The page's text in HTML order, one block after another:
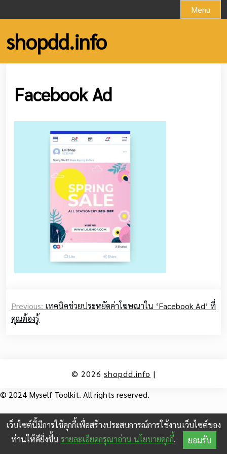
to
content
Menu
shopdd.info
Facebook Ad
navigation
Previous: เทคนิคช่วยประหยัดค่าโฆษณาใน ‘Facebook Ad’ ที่
คุณต้องรู้
© 2026 shopdd.info |
© 2024 Myself Toolkit. All rights reserved.
เว็บไซต์นี้มีการใช้คุกกี้เพื่อสร้างประสบการณ์การใช้งานเว็บไซต์ของ
ท่านให้ดียิ่งขึ้น รายละเอียดกรุณาอ่าน นโยบายคุกกี้. ยอมรับ